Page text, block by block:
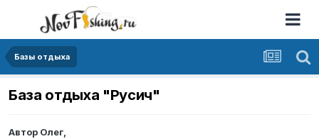
Базы отдыха
База отдыха "Русич"
Автор Олег,